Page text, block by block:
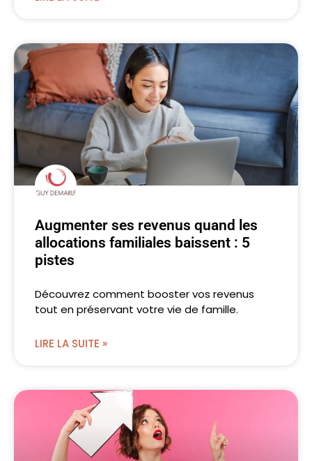
Augmenter ses revenus quand les
allocations familiales baissent : 5
pistes
Découvrez comment booster vos revenus
tout en préservant votre vie de famille.
LIRE LA SUITE »